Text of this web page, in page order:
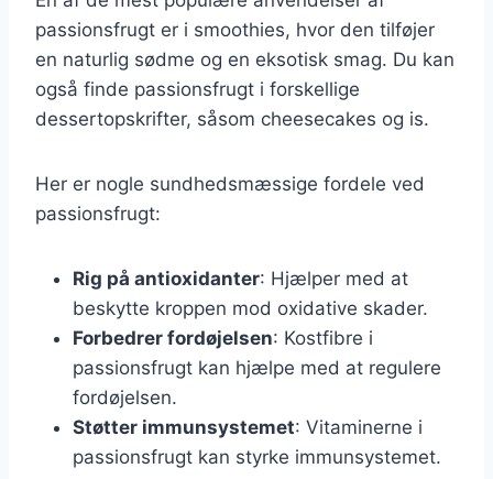
passionsfrugt er i smoothies, hvor den tilføjer
en naturlig sødme og en eksotisk smag. Du kan
også finde passionsfrugt i forskellige
dessertopskrifter, såsom cheesecakes og is.
Her er nogle sundhedsmæssige fordele ved
passionsfrugt:
Rig på antioxidanter: Hjælper med at
beskytte kroppen mod oxidative skader.
Forbedrer fordøjelsen: Kostfibre i
passionsfrugt kan hjælpe med at regulere
fordøjelsen.
Støtter immunsystemet: Vitaminerne i
passionsfrugt kan styrke immunsystemet.